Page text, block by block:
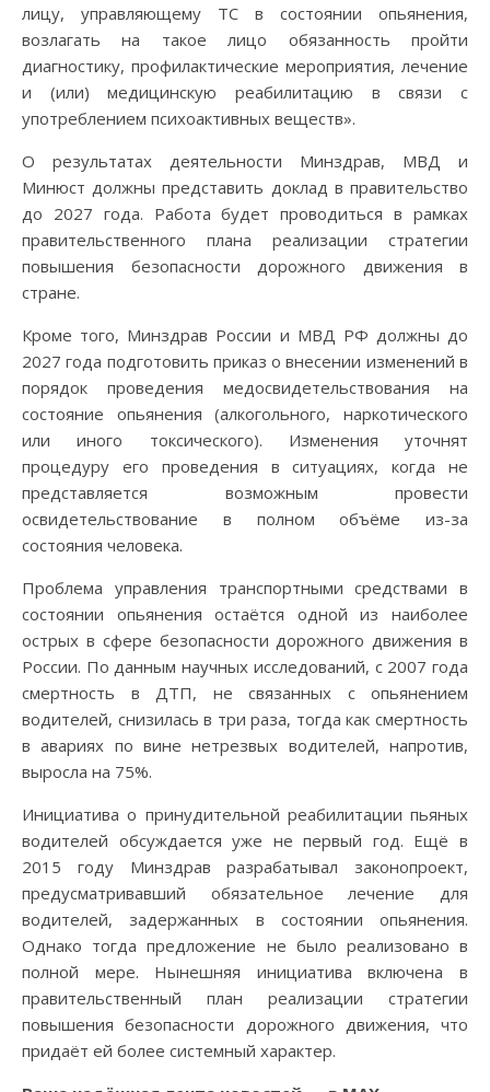
лицу, управляющему ТС в состоянии опьянения,
возлагать на такое лицо обязанность пройти
диагностику, профилактические мероприятия, лечение
и (или) медицинскую реабилитацию в связи с
употреблением психоактивных веществ».
О результатах деятельности Минздрав, МВД и
Минюст должны представить доклад в правительство
до 2027 года. Работа будет проводиться в рамках
правительственного плана реализации стратегии
повышения безопасности дорожного движения в
стране.
Кроме того, Минздрав России и МВД РФ должны до
2027 года подготовить приказ о внесении изменений в
порядок проведения медосвидетельствования на
состояние опьянения (алкогольного, наркотического
или иного токсического). Изменения уточнят
процедуру его проведения в ситуациях, когда не
представляется возможным провести
освидетельствование в полном объёме из-за
состояния человека.
Проблема управления транспортными средствами в
состоянии опьянения остаётся одной из наиболее
острых в сфере безопасности дорожного движения в
России. По данным научных исследований, с 2007 года
смертность в ДТП, не связанных с опьянением
водителей, снизилась в три раза, тогда как смертность
в авариях по вине нетрезвых водителей, напротив,
выросла на 75%.
Инициатива о принудительной реабилитации пьяных
водителей обсуждается уже не первый год. Ещё в
2015 году Минздрав разрабатывал законопроект,
предусматривавший обязательное лечение для
водителей, задержанных в состоянии опьянения.
Однако тогда предложение не было реализовано в
полной мере. Нынешняя инициатива включена в
правительственный план реализации стратегии
повышения безопасности дорожного движения, что
придаёт ей более системный характер.